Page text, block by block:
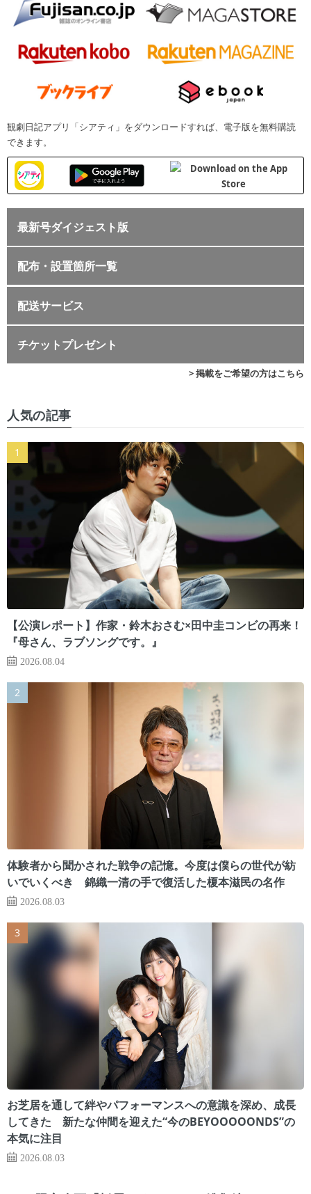
観劇日記アプリ「シアティ」をダウンロードすれば、電子版を無料購読
できます。
最新号ダイジェスト版
配布・設置箇所一覧
配送サービス
チケットプレゼント
> 掲載をご希望の方はこちら
人気の記事
【公演レポート】作家・鈴木おさむ×田中圭コンビの再来！
『母さん、ラブソングです。』
2026.08.04
体験者から聞かされた戦争の記憶。今度は僕らの世代が紡
いでいくべき 錦織一清の手で復活した榎本滋民の名作
2026.08.03
お芝居を通して絆やパフォーマンスへの意識を深め、成長
してきた 新たな仲間を迎えた“今のBEYOOOOONDS”の
本気に注目
2026.08.03